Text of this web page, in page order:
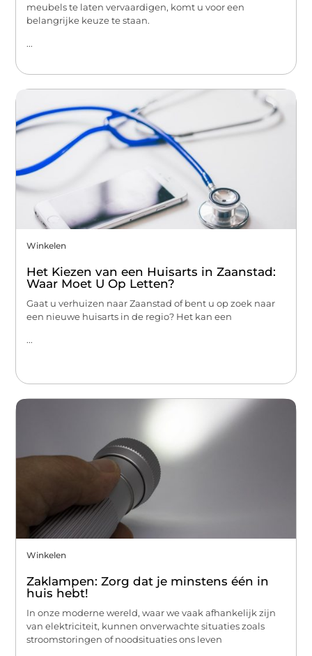
meubels te laten vervaardigen, komt u voor een
belangrijke keuze te staan.
...
Winkelen
Het Kiezen van een Huisarts in Zaanstad:
Waar Moet U Op Letten?
Gaat u verhuizen naar Zaanstad of bent u op zoek naar
een nieuwe huisarts in de regio? Het kan een
...
Winkelen
Zaklampen: Zorg dat je minstens één in
huis hebt!
In onze moderne wereld, waar we vaak afhankelijk zijn
van elektriciteit, kunnen onverwachte situaties zoals
stroomstoringen of noodsituaties ons leven